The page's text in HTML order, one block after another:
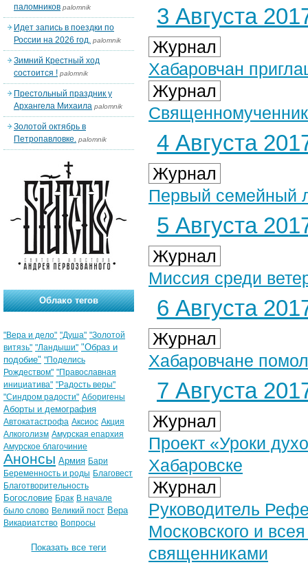
3 Августа
Журнал
Хабаровчан
Журнал
4 Августа
Журнал
Первый семейный
5 Августа
Журнал
Миссия среди
6 Августа
Журнал
Хабаровчане
7 Августа
Журнал
Проект «Уроки
Хабаровске
Журнал
Руководитель
Московского и
священниками
паломников palomnik
Идет запись в поездки по
России на 2026 год. palomnik
Зимний Крестный ход
состоится ! palomnik
Престольный праздник у
Архангела Михаила palomnik
Золотой октябрь в
Петропавловке. palomnik
Облако тегов
"Вера и дело" "Душа" "Золотой
витязь" "Ландыши" "Образ и
подобие" "Поделись
Рождеством" "Православная
инициатива" "Радость веры"
"Синдром радости" Аборигены
Аборты и демография
Автокатастрофа Аксиос Акция
Алкоголизм Амурская епархия
Амурское благочиние
Анонсы Армия Бари
Беременность и роды Благовест
Благотворительность
Богословие Брак В начале
было слово Великий пост Вера
Викариатство Вопросы
Показать все теги